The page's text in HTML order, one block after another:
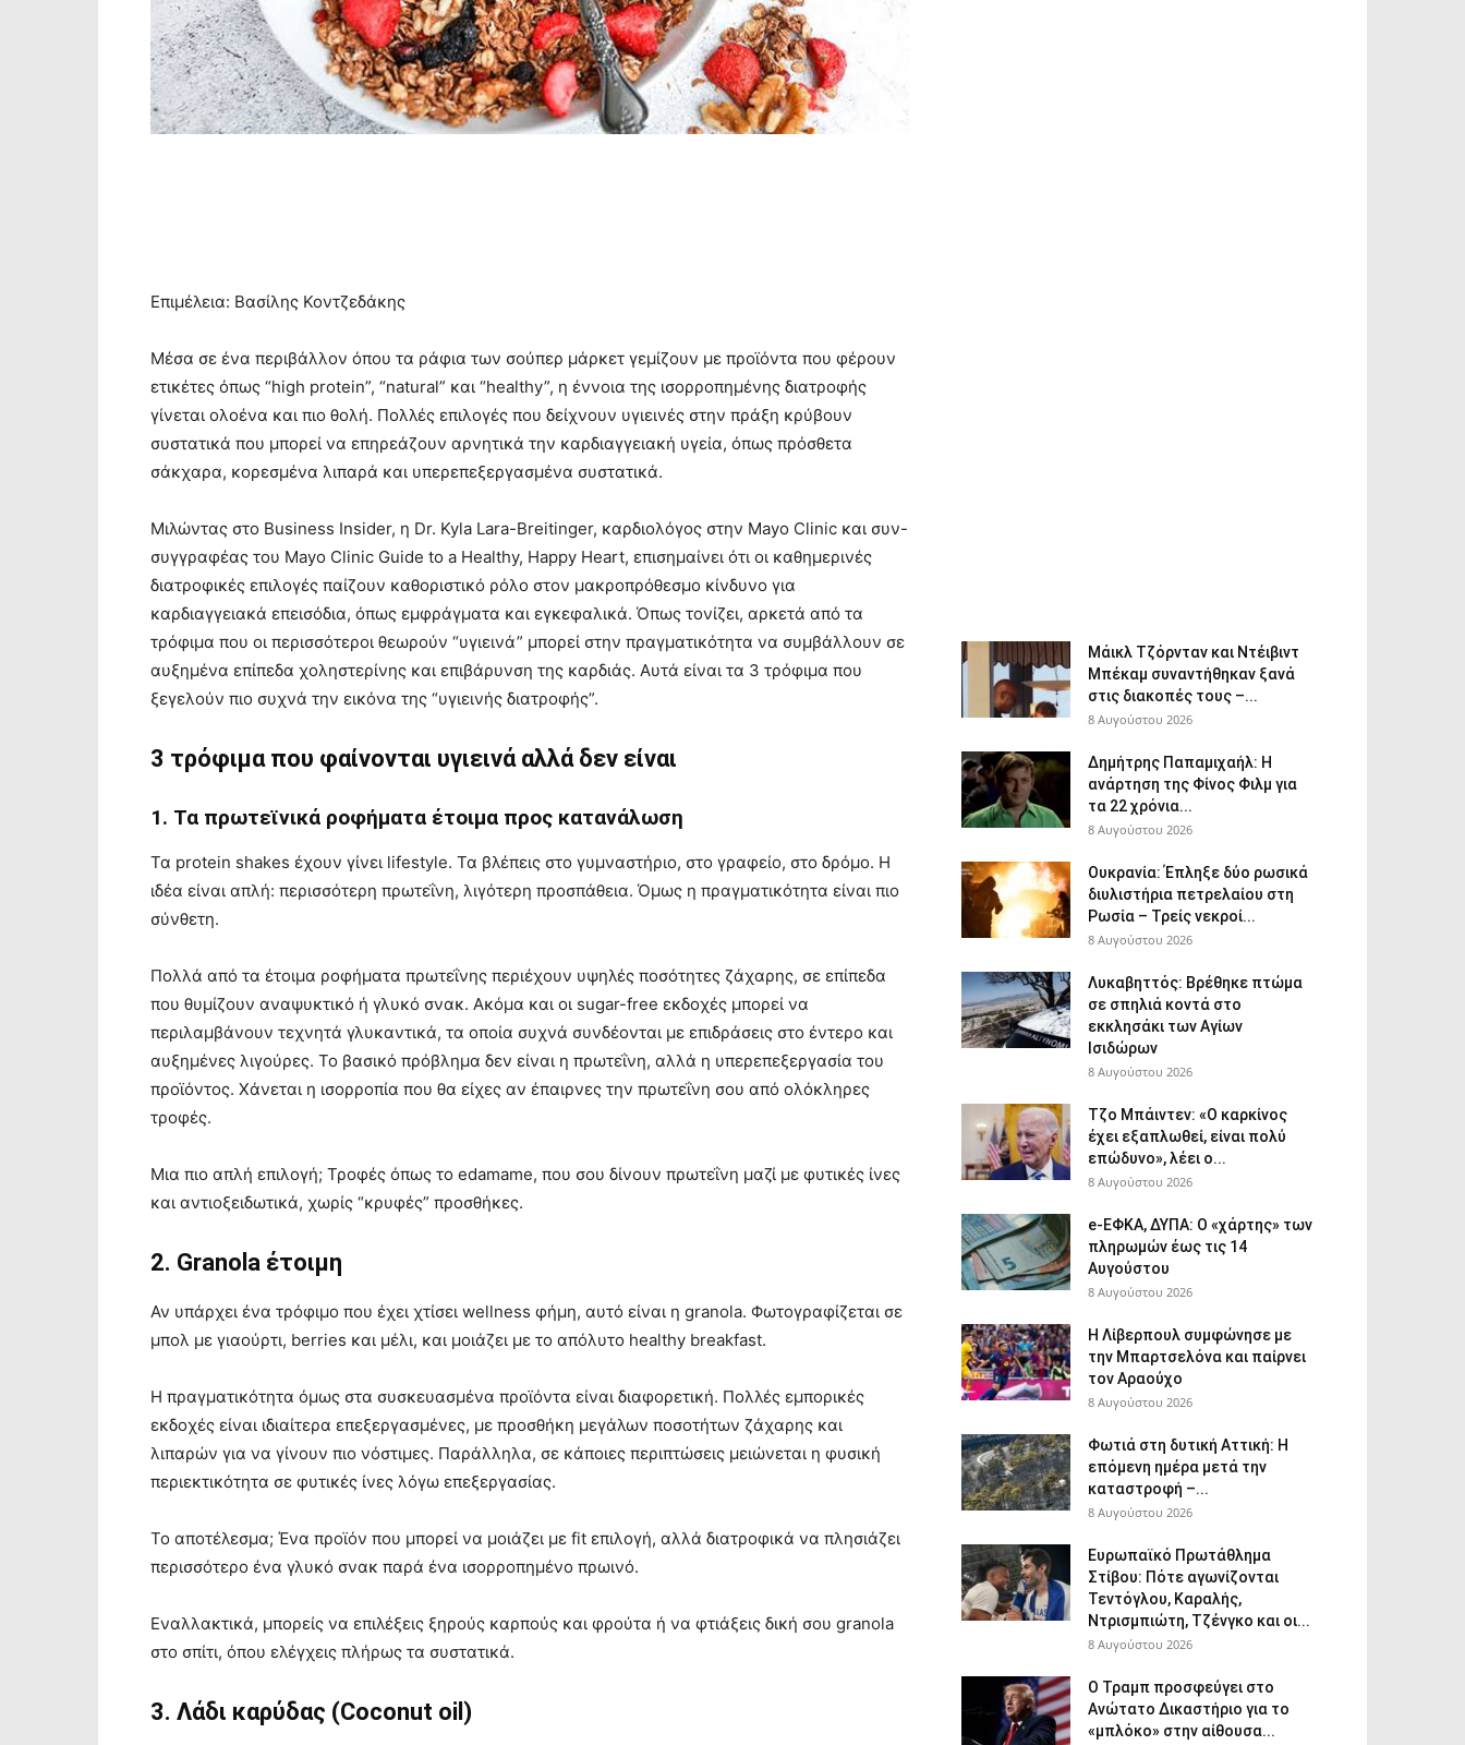
Επιμέλεια: Βασίλης Κοντζεδάκης
Μέσα σε ένα περιβάλλον όπου τα ράφια των σούπερ μάρκετ γεμίζουν με προϊόντα που φέρουν
ετικέτες όπως “high protein”, “natural” και “healthy”, η έννοια της ισορροπημένης διατροφής
γίνεται ολοένα και πιο θολή. Πολλές επιλογές που δείχνουν υγιεινές στην πράξη κρύβουν
συστατικά που μπορεί να επηρεάζουν αρνητικά την καρδιαγγειακή υγεία, όπως πρόσθετα
σάκχαρα, κορεσμένα λιπαρά και υπερεπεξεργασμένα συστατικά.
Μιλώντας στο Business Insider, η Dr. Kyla Lara-Breitinger, καρδιολόγος στην Mayo Clinic και συν-
συγγραφέας του Mayo Clinic Guide to a Healthy, Happy Heart, επισημαίνει ότι οι καθημερινές
διατροφικές επιλογές παίζουν καθοριστικό ρόλο στον μακροπρόθεσμο κίνδυνο για
καρδιαγγειακά επεισόδια, όπως εμφράγματα και εγκεφαλικά. Όπως τονίζει, αρκετά από τα
τρόφιμα που οι περισσότεροι θεωρούν “υγιεινά” μπορεί στην πραγματικότητα να συμβάλλουν σε
αυξημένα επίπεδα χοληστερίνης και επιβάρυνση της καρδιάς. Αυτά είναι τα 3 τρόφιμα που
ξεγελούν πιο συχνά την εικόνα της “υγιεινής διατροφής”.
3 τρόφιμα που φαίνονται υγιεινά αλλά δεν είναι
1. Τα πρωτεϊνικά ροφήματα έτοιμα προς κατανάλωση
Τα protein shakes έχουν γίνει lifestyle. Τα βλέπεις στο γυμναστήριο, στο γραφείο, στο δρόμο. Η
ιδέα είναι απλή: περισσότερη πρωτεΐνη, λιγότερη προσπάθεια. Όμως η πραγματικότητα είναι πιο
σύνθετη.
Πολλά από τα έτοιμα ροφήματα πρωτεΐνης περιέχουν υψηλές ποσότητες ζάχαρης, σε επίπεδα
που θυμίζουν αναψυκτικό ή γλυκό σνακ. Ακόμα και οι sugar-free εκδοχές μπορεί να
περιλαμβάνουν τεχνητά γλυκαντικά, τα οποία συχνά συνδέονται με επιδράσεις στο έντερο και
αυξημένες λιγούρες. Το βασικό πρόβλημα δεν είναι η πρωτεΐνη, αλλά η υπερεπεξεργασία του
προϊόντος. Χάνεται η ισορροπία που θα είχες αν έπαιρνες την πρωτεΐνη σου από ολόκληρες
τροφές.
Μια πιο απλή επιλογή; Τροφές όπως το edamame, που σου δίνουν πρωτεΐνη μαζί με φυτικές ίνες
και αντιοξειδωτικά, χωρίς “κρυφές” προσθήκες.
2. Granola έτοιμη
Αν υπάρχει ένα τρόφιμο που έχει χτίσει wellness φήμη, αυτό είναι η granola. Φωτογραφίζεται σε
μπολ με γιαούρτι, berries και μέλι, και μοιάζει με το απόλυτο healthy breakfast.
Η πραγματικότητα όμως στα συσκευασμένα προϊόντα είναι διαφορετική. Πολλές εμπορικές
εκδοχές είναι ιδιαίτερα επεξεργασμένες, με προσθήκη μεγάλων ποσοτήτων ζάχαρης και
λιπαρών για να γίνουν πιο νόστιμες. Παράλληλα, σε κάποιες περιπτώσεις μειώνεται η φυσική
περιεκτικότητα σε φυτικές ίνες λόγω επεξεργασίας.
Το αποτέλεσμα; Ένα προϊόν που μπορεί να μοιάζει με fit επιλογή, αλλά διατροφικά να πλησιάζει
περισσότερο ένα γλυκό σνακ παρά ένα ισορροπημένο πρωινό.
Εναλλακτικά, μπορείς να επιλέξεις ξηρούς καρπούς και φρούτα ή να φτιάξεις δική σου granola
στο σπίτι, όπου ελέγχεις πλήρως τα συστατικά.
3. Λάδι καρύδας (Coconut oil)
Μάικλ Τζόρνταν και Ντέιβιντ
Μπέκαμ συναντήθηκαν ξανά
στις διακοπές τους –...
8 Αυγούστου 2026
Δημήτρης Παπαμιχαήλ: Η
ανάρτηση της Φίνος Φιλμ για
τα 22 χρόνια...
8 Αυγούστου 2026
Ουκρανία: Έπληξε δύο ρωσικά
διυλιστήρια πετρελαίου στη
Ρωσία – Τρείς νεκροί...
8 Αυγούστου 2026
Λυκαβηττός: Βρέθηκε πτώμα
σε σπηλιά κοντά στο
εκκλησάκι των Αγίων
Ισιδώρων
8 Αυγούστου 2026
Τζο Μπάιντεν: «Ο καρκίνος
έχει εξαπλωθεί, είναι πολύ
επώδυνο», λέει ο...
8 Αυγούστου 2026
e-ΕΦΚΑ, ΔΥΠΑ: Ο «χάρτης» των
πληρωμών έως τις 14
Αυγούστου
8 Αυγούστου 2026
Η Λίβερπουλ συμφώνησε με
την Μπαρτσελόνα και παίρνει
τον Αραούχο
8 Αυγούστου 2026
Φωτιά στη δυτική Αττική: Η
επόμενη ημέρα μετά την
καταστροφή –...
8 Αυγούστου 2026
Ευρωπαϊκό Πρωτάθλημα
Στίβου: Πότε αγωνίζονται
Τεντόγλου, Καραλής,
Ντρισμπιώτη, Τζένγκο και οι...
8 Αυγούστου 2026
Ο Τραμπ προσφεύγει στο
Ανώτατο Δικαστήριο για το
«μπλόκο» στην αίθουσα...